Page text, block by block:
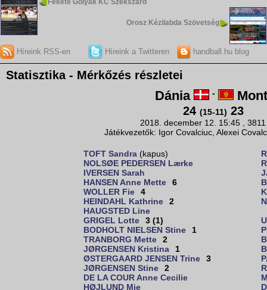
Fekete Gólyák KC Szekszárd
Orosz Kézilabda Szövetség
Híreink RSS-en Híreink a Twitteren handball.hu blog
Statisztika - Mérkőzés részletei
Dánia -
24 (15-11) 23
2018. december 12. 15:45 ,
Játékvezetők: Igor Covalciuc, Alexei
TOFT Sandra (kapus)
NOLSØE PEDERSEN Lærke
IVERSEN Sarah
HANSEN Anne Mette
6
WOLLER Fie
4
HEINDAHL Kathrine
2
HAUGSTED Line
GRIGEL Lotte
3 (1)
BODHOLT NIELSEN Stine
1
TRANBORG Mette
2
JØRGENSEN Kristina
1
ØSTERGAARD JENSEN Trine
3
JØRGENSEN Stine
2
DE LA COUR Anne Cecilie
HØJLUND Mie